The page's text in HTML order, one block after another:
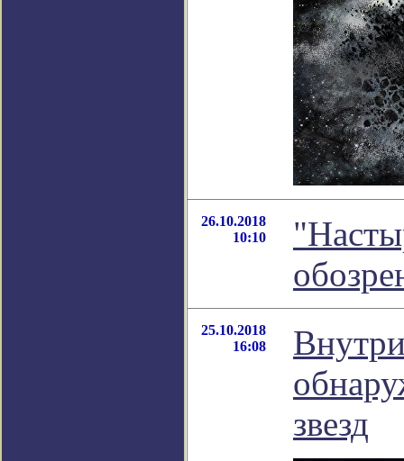
26.10.2018
10:10
25.10.2018
16:08
звезд